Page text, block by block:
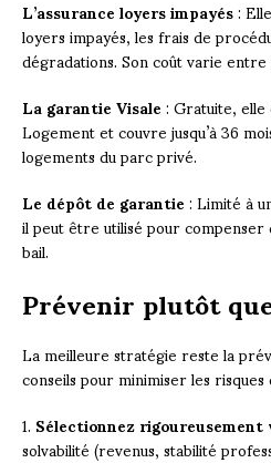
L’assurance loyers impayés:
loyers impayés, les frais de
dégradations. Son coût varie
La garantie Visale: Gratuite,
Logement et couvre jusqu’à 36
logements du parc privé.
Le dépôt de garantie: Limité à
il peut être utilisé pour
bail.
Prévenir plutôt
La meilleure stratégie reste la
conseils pour minimiser les risques
1.Sélectionnez
solvabilité (revenus, stabilité